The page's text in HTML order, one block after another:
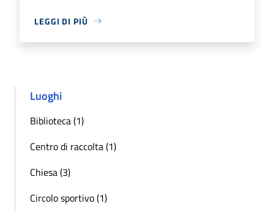
LEGGI DI PIÙ
Luoghi
Biblioteca (1)
Centro di raccolta (1)
Chiesa (3)
Circolo sportivo (1)